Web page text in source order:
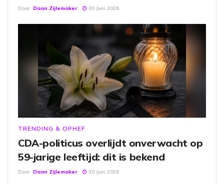
Door Daan Zijlemaker 30 Juni 2026
TRENDING & OPHEF
CDA-politicus overlijdt onverwacht op
59-jarige leeftijd: dit is bekend
Door Daan Zijlemaker 30 Juni 2026